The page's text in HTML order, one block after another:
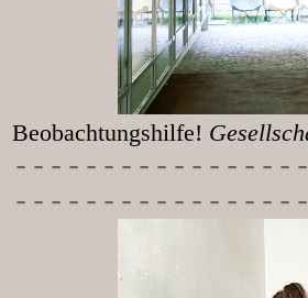
Beobachtungshilfe!
-----------